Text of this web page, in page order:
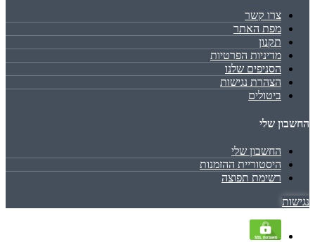
צרו קשר
מפת האתר
תקנון
מדיניות הפרטיות
הסניפים שלנו
הצהרת נגישות
ביטולים
החשבון שלי
החשבון שלי
היסטוריית ההזמנות
רשימת תפוצה
נגישות